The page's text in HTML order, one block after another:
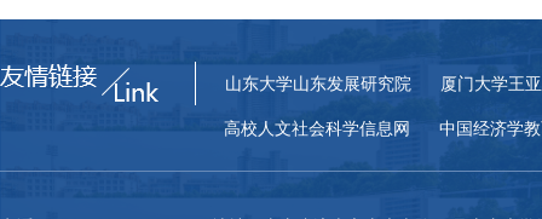
山东大学山东发展研究院 厦门大学王
高校人文社会科学信息网 中国经济学